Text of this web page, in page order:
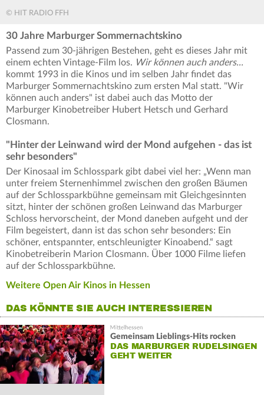
© HIT RADIO FFH
30 Jahre Marburger Sommernachtskino
Passend zum 30-jährigen Bestehen, geht es dieses Jahr mit
einem echten Vintage-Film los. Wir können auch anders...
kommt 1993 in die Kinos und im selben Jahr findet das
Marburger Sommernachtskino zum ersten Mal statt. "Wir
können auch anders" ist dabei auch das Motto der
Marburger Kinobetreiber Hubert Hetsch und Gerhard
Closmann.
"Hinter der Leinwand wird der Mond aufgehen - das ist
sehr besonders"
Der Kinosaal im Schlosspark gibt dabei viel her: „Wenn man
unter freiem Sternenhimmel zwischen den großen Bäumen
auf der Schlossparkbühne gemeinsam mit Gleichgesinnten
sitzt, hinter der schönen großen Leinwand das Marburger
Schloss hervorscheint, der Mond daneben aufgeht und der
Film begeistert, dann ist das schon sehr besonders: Ein
schöner, entspannter, entschleunigter Kinoabend.“ sagt
Kinobetreiberin Marion Closmann. Über 1000 Filme liefen
auf der Schlossparkbühne.
Weitere Open Air Kinos in Hessen
DAS KÖNNTE SIE AUCH INTERESSIEREN
Gemeinsam Lieblings-Hits rocken
DAS MARBURGER RUDELSINGEN
GEHT WEITER